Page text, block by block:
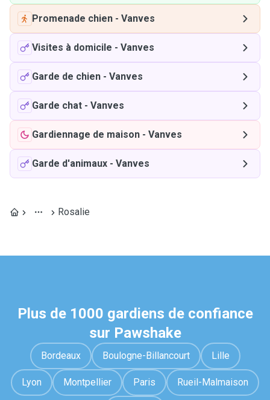
Promenade chien - Vanves
Visites à domicile - Vanves
Garde de chien - Vanves
Garde chat - Vanves
Gardiennage de maison - Vanves
Garde d'animaux - Vanves
Rosalie
Plus de 1000 gardiens de confiance
sur Pawshake
Bordeaux Boulogne-Billancourt Lille
Lyon Montpellier Paris Rueil-Malmaison